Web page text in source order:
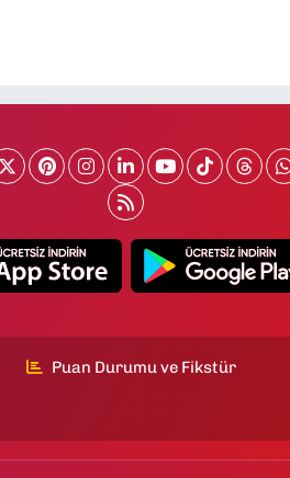
Puan Durumu ve Fikstür